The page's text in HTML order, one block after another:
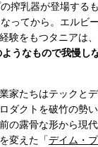
搾乳器が登場する
ってから。エルビ
験をもつタニアは、
うなもので我慢し
家たちはテックとデ
ダクトを破竹の勢
の露骨な形から現
変えた「デイム・